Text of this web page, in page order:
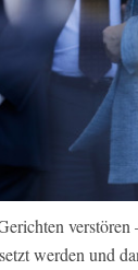
werden und